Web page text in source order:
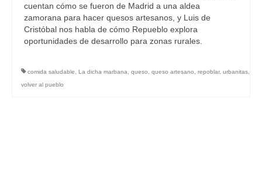
cuentan cómo se fueron de Madrid a una aldea
zamorana para hacer quesos artesanos, y Luis de
Cristóbal nos habla de cómo Repueblo explora
oportunidades de desarrollo para zonas rurales.
comida saludable, La dicha marbana, queso, queso artesano, repoblar, urbanitas,
volver al pueblo